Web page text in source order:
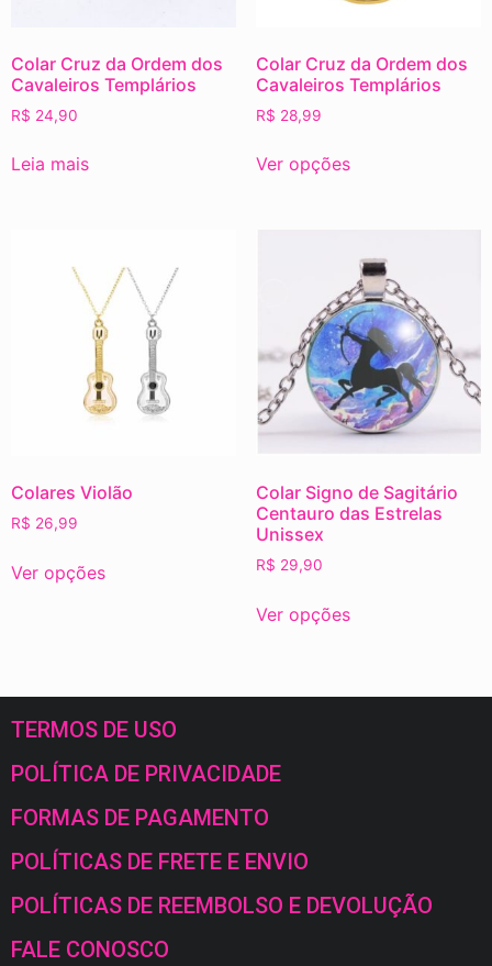
Colar Cruz da Ordem dos
Cavaleiros Templários
R$ 24,90
Leia mais
Colar Cruz da Ordem dos
Cavaleiros Templários
R$ 28,99
Ver opções
Colares Violão
R$ 26,99
Ver opções
Colar Signo de Sagitário
Centauro das Estrelas
Unissex
R$ 29,90
Ver opções
TERMOS DE USO
POLÍTICA DE PRIVACIDADE
FORMAS DE PAGAMENTO
POLÍTICAS DE FRETE E ENVIO
POLÍTICAS DE REEMBOLSO E DEVOLUÇÃO
FALE CONOSCO